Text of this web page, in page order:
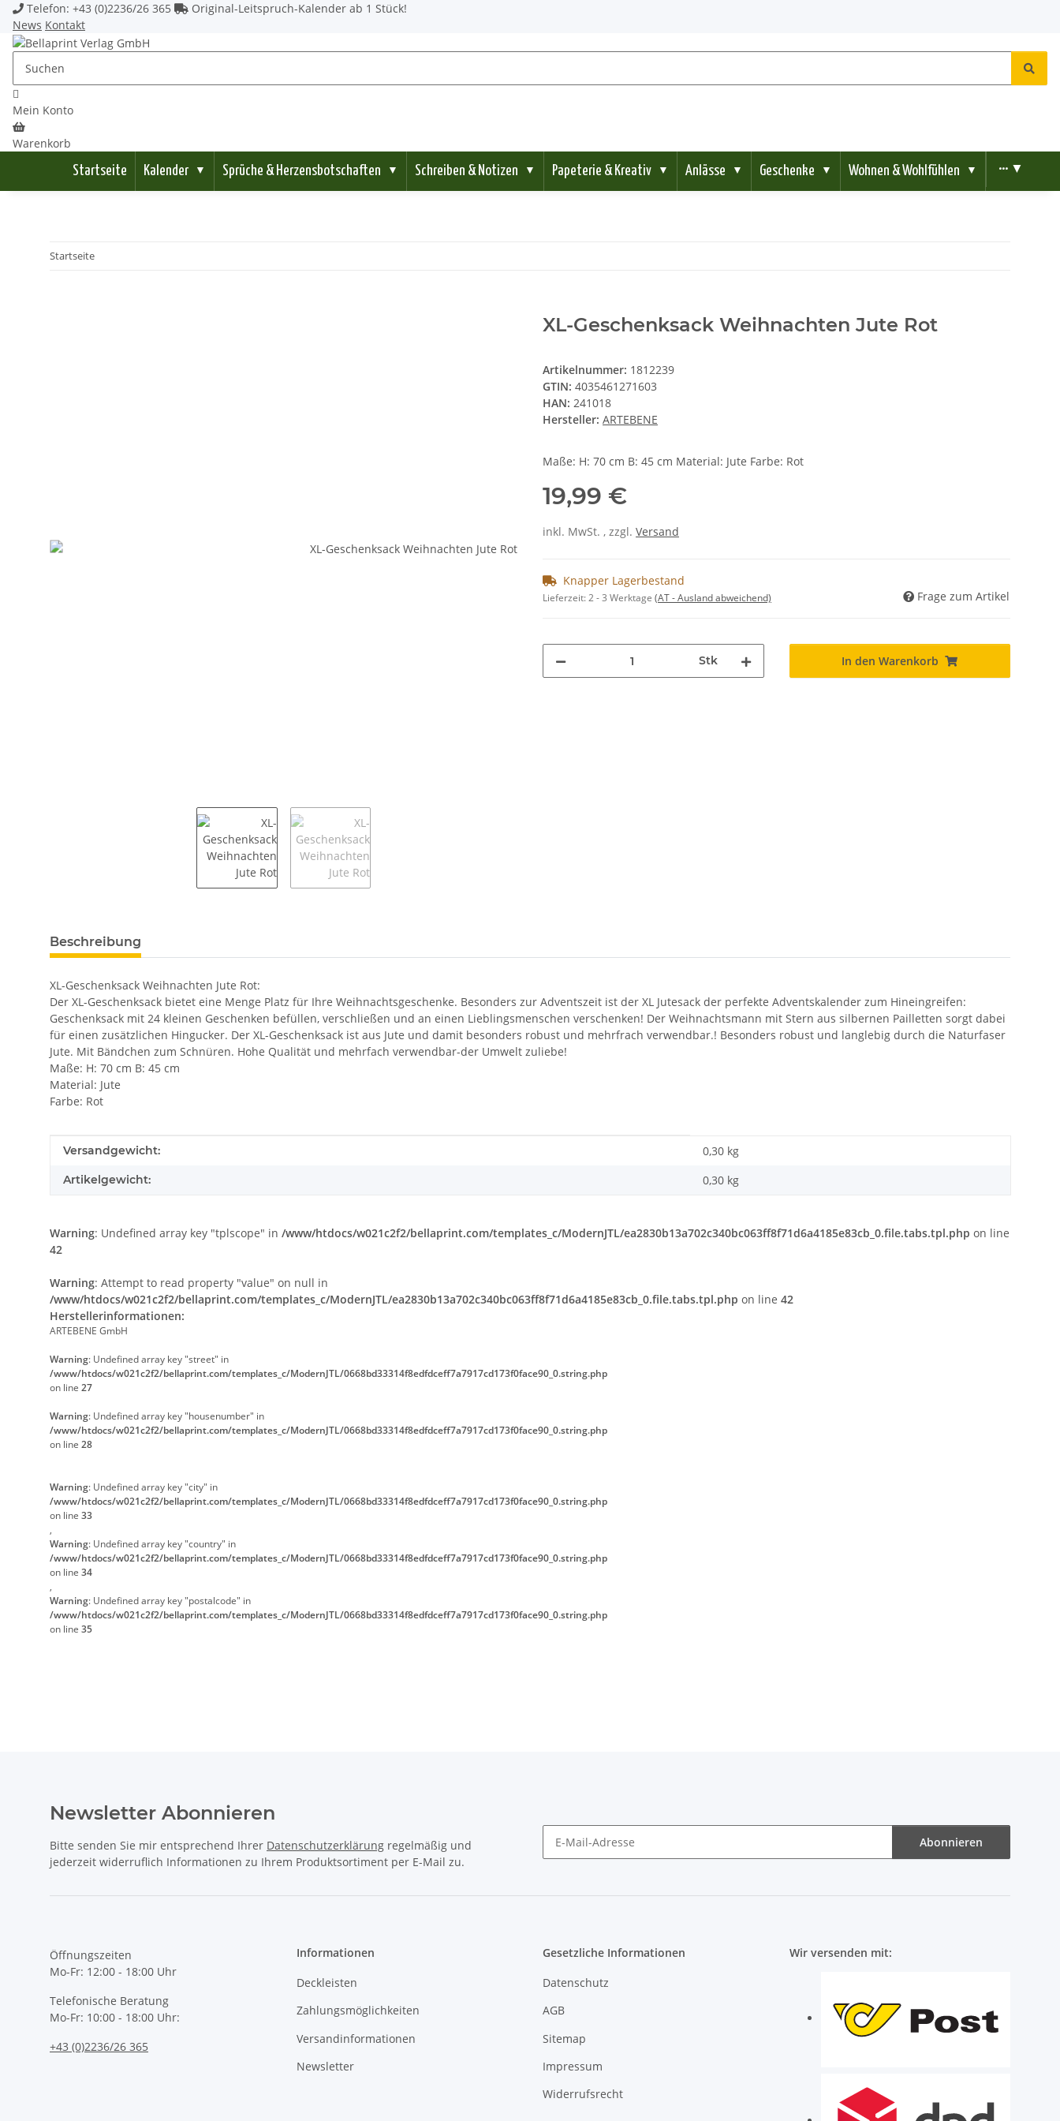
Telefon: +43 (0)2236/26 365
Original-Leitspruch-Kalender ab 1 Stück!
News Kontakt
Mein Konto
Warenkorb
Startseite
Kalender ▼ Sprüche & Herzensbotschaften ▼ Schreiben & Notizen ▼ Papeterie & Kreativ ▼ Anlässe ▼ Geschenke ▼ Wohnen & Wohlfühlen ▼ ••• ▼
Startseite
XL-Geschenksack Weihnachten Jute Rot
Artikelnummer: 1812239
GTIN: 4035461271603
HAN: 241018
Hersteller: ARTEBENE
Maße: H: 70 cm B: 45 cm Material: Jute Farbe: Rot
19,99 €
inkl. MwSt. , zzgl. Versand
Knapper Lagerbestand
Lieferzeit:2 - 3 Werktage (AT - Ausland abweichend) Frage zum Artikel
Stk In den Warenkorb
weitere Registerkarten anzeigen
Beschreibung
XL-Geschenksack Weihnachten Jute Rot:
Der XL-Geschenksack bietet eine Menge Platz für Ihre Weihnachtsgeschenke. Besonders zur Adventszeit ist der XL Jutesack der perfekte Adventskalender zum Hineingreifen:
Geschenksack mit 24 kleinen Geschenken befüllen, verschließen und an einen Lieblingsmenschen verschenken! Der Weihnachtsmann mit Stern aus silbernen Pailletten sorgt dabei
für einen zusätzlichen Hingucker. Der XL-Geschenksack ist aus Jute und damit besonders robust und mehrfrach verwendbar.! Besonders robust und langlebig durch die Naturfaser
Jute. Mit Bändchen zum Schnüren. Hohe Qualität und mehrfach verwendbar-der Umwelt zuliebe!
Maße: H: 70 cm B: 45 cm
Material: Jute
Farbe: Rot
Produkteigenschaft
Wert
Versandgewicht: 0,30 kg
Artikelgewicht: 0,30 kg
Warning: Undefined array key "tplscope" in /www/htdocs/w021c2f2/bellaprint.com/templates_c/ModernJTL/ea2830b13a702c340bc063ff8f71d6a4185e83cb_0.file.tabs.tpl.php on line
42
Warning: Attempt to read property "value" on null in
/www/htdocs/w021c2f2/bellaprint.com/templates_c/ModernJTL/ea2830b13a702c340bc063ff8f71d6a4185e83cb_0.file.tabs.tpl.php on line 42
Herstellerinformationen:
ARTEBENE GmbH
Warning: Undefined array key "street" in
/www/htdocs/w021c2f2/bellaprint.com/templates_c/ModernJTL/0668bd33314f8edfdceff7a7917cd173f0face90_0.string.php
on line 27
Warning: Undefined array key "housenumber" in
/www/htdocs/w021c2f2/bellaprint.com/templates_c/ModernJTL/0668bd33314f8edfdceff7a7917cd173f0face90_0.string.php
on line 28
Warning: Undefined array key "city" in
/www/htdocs/w021c2f2/bellaprint.com/templates_c/ModernJTL/0668bd33314f8edfdceff7a7917cd173f0face90_0.string.php
on line 33
,
Warning: Undefined array key "country" in
/www/htdocs/w021c2f2/bellaprint.com/templates_c/ModernJTL/0668bd33314f8edfdceff7a7917cd173f0face90_0.string.php
on line 34
,
Warning: Undefined array key "postalcode" in
/www/htdocs/w021c2f2/bellaprint.com/templates_c/ModernJTL/0668bd33314f8edfdceff7a7917cd173f0face90_0.string.php
on line 35
Newsletter Abonnieren
Bitte senden Sie mir entsprechend Ihrer Datenschutzerklärung regelmäßig und
jederzeit widerruflich Informationen zu Ihrem Produktsortiment per E-Mail zu.
Abonnieren
Öffnungszeiten
Mo-Fr: 12:00 - 18:00 Uhr
Telefonische Beratung
Mo-Fr: 10:00 - 18:00 Uhr:
+43 (0)2236/26 365
Informationen
Deckleisten
Zahlungsmöglichkeiten
Versandinformationen
Newsletter
Gesetzliche Informationen
Datenschutz
AGB
Sitemap
Impressum
Widerrufsrecht
Wir versenden mit: